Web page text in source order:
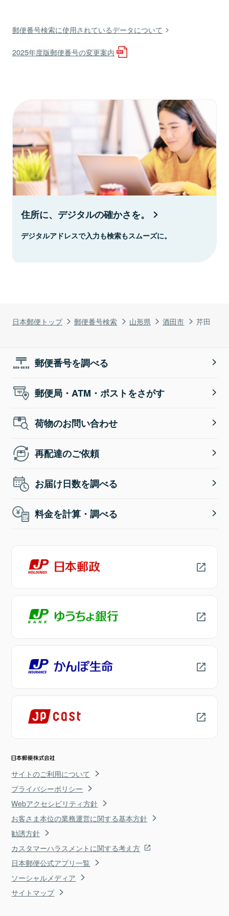
日本郵便トップ 郵便番号検索 山形県 酒田市 芹田
郵便番号検索に使用されているデータについて
2025年度版郵便番号の変更案内
住所に、デジタルの確かさを。
デジタルアドレスで入力も検索もスムーズに。
郵便番号を調べる
郵便局・ATM・ポストをさがす
荷物のお問い合わせ
再配達のご依頼
お届け日数を調べる
料金を計算・調べる
サイトのご利用について
プライバシーポリシー
Webアクセシビリティ方針
お客さま本位の業務運営に関する基本方針
勧誘方針
カスタマーハラスメントに関する考え方
日本郵便公式アプリ一覧
ソーシャルメディア
サイトマップ